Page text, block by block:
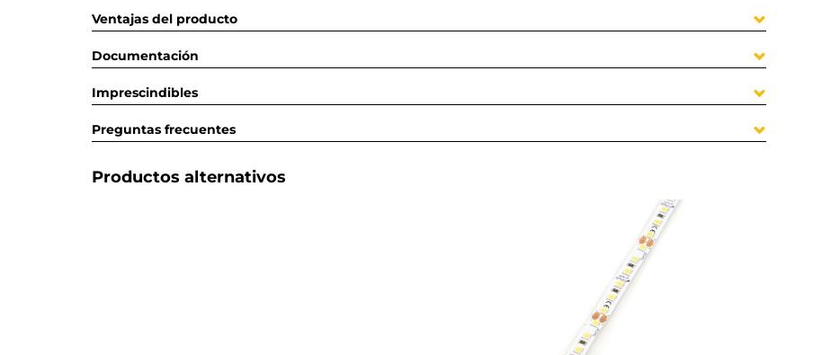
Ventajas del producto
Documentación
Imprescindibles
Preguntas frecuentes
Productos alternativos